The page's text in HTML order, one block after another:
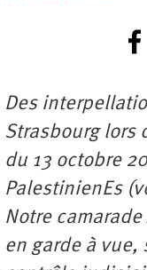
Des
Strasbourg lors
du 13 octobre
PalestinienEs
Notre
en garde à vue,